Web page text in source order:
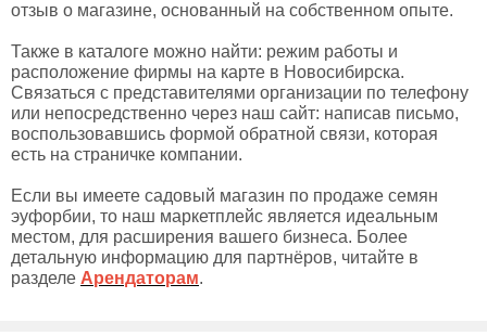
отзыв о магазине, основанный на собственном опыте.
Также в каталоге можно найти: режим работы и
расположение фирмы на карте в Новосибирска.
Связаться с представителями организации по телефону
или непосредственно через наш сайт: написав письмо,
воспользовавшись формой обратной связи, которая
есть на страничке компании.
Если вы имеете садовый магазин по продаже семян
эуфорбии, то наш маркетплейс является идеальным
местом, для расширения вашего бизнеса. Более
детальную информацию для партнёров, читайте в
разделе Арендаторам.